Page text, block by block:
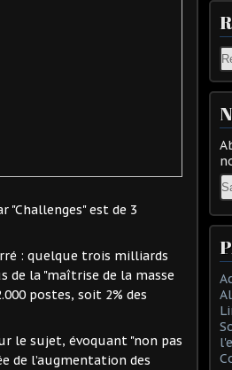
"Challenges" est de 3
: quelque trois milliards
de la "maîtrise de la masse
postes, soit 2% des
le sujet, évoquant "non pas
de l’augmentation des